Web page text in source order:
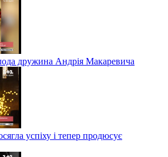
дружина Андрія Макаревича
успіху і тепер продюсує